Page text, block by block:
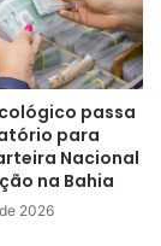
passa
para
Nacional
na Bahia
2026